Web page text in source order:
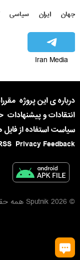
جهان ایران سیاسی
Iran Media
درباره ی این پروژه
انتقادات و پیشنهادات
سیاست استفاده از
Privacy Feedback
© 2026 Sputnik همه حقوق محفوظ است 18+